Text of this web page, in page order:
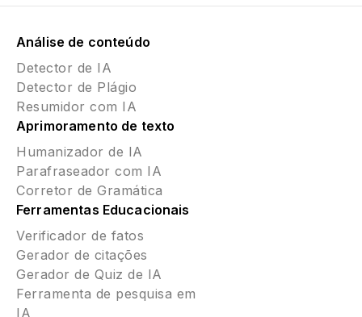
Análise de conteúdo
Detector de IA
Detector de Plágio
Resumidor com IA
Aprimoramento de texto
Humanizador de IA
Parafraseador com IA
Corretor de Gramática
Ferramentas Educacionais
Verificador de fatos
Gerador de citações
Gerador de Quiz de IA
Ferramenta de pesquisa em
IA